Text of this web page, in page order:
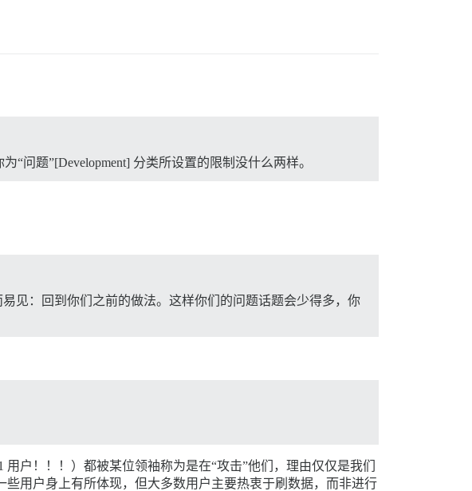
“问题”[Development] 分类所设置的限制没什么两样。
见：回到你们之前的做法。这样你们的问题话题会少得多，你
户！！！）都被某位领袖称为是在“攻击”他们，理由仅仅是我们
用户身上有所体现，但大多数用户主要热衷于刷数据，而非进行